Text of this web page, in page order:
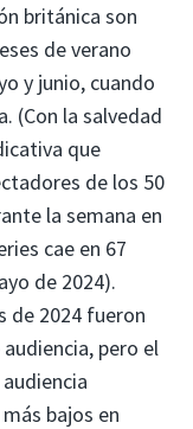
británica son
de verano
y junio, cuando
(Con la salvedad
que
de los 50
la semana en
cae en 67
de 2024).
de 2024 fueron
pero el
bajos en